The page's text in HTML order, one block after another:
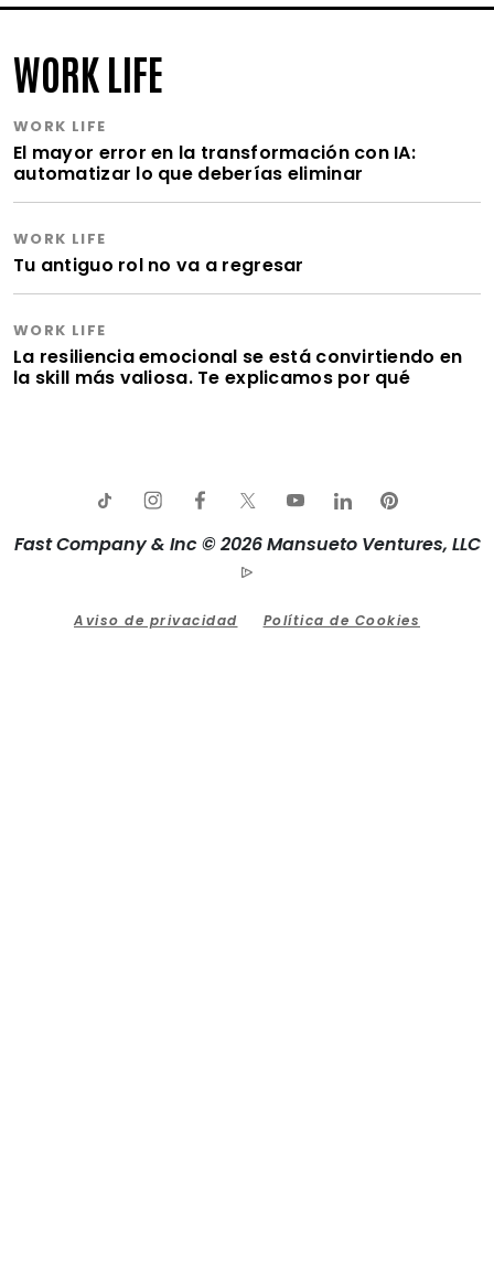
WORK LIFE
WORK LIFE
El mayor error en la transformación con IA:
automatizar lo que deberías eliminar
WORK LIFE
Tu antiguo rol no va a regresar
WORK LIFE
La resiliencia emocional se está convirtiendo en
la skill más valiosa. Te explicamos por qué
Fast Company & Inc © 2026 Mansueto Ventures, LLC
Aviso de privacidad Política de Cookies